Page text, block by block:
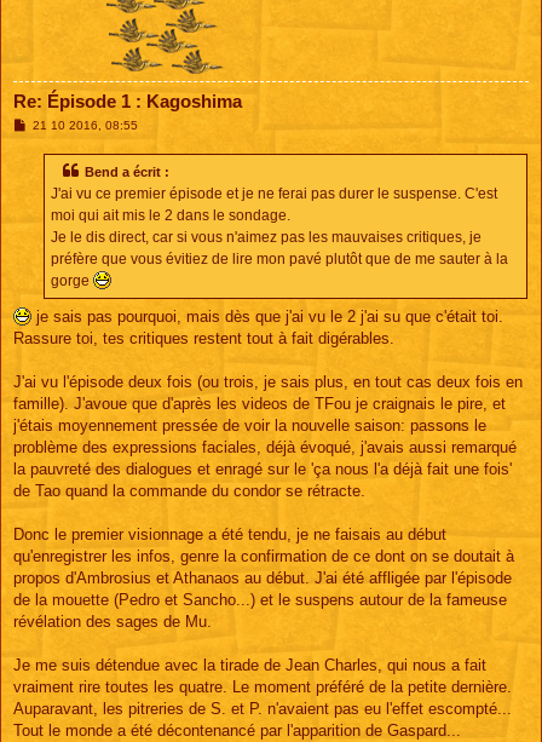
Re: Épisode 1 : Kagoshima
M21 10 2016, 08:55
Bend a écrit :
J'ai vu ce premier épisode et je ne ferai pas durer le suspense. C'est
moi qui ait mis le 2 dans le sondage.
Je le dis direct, car si vous n'aimez pas les mauvaises critiques, je
préfère que vous évitiez de lire mon pavé plutôt que de me sauter à la
gorge
je sais pas pourquoi, mais dès que j'ai vu le 2 j'ai su que c'était toi.
Rassure toi, tes critiques restent tout à fait digérables.
J'ai vu l'épisode deux fois (ou trois, je sais plus, en tout cas deux fois en
famille). J'avoue que d'après les videos de TFou je craignais le pire, et
j'étais moyennement pressée de voir la nouvelle saison: passons le
problème des expressions faciales, déjà évoqué, j'avais aussi remarqué
la pauvreté des dialogues et enragé sur le 'ça nous l'a déjà fait une fois'
de Tao quand la commande du condor se rétracte.
Donc le premier visionnage a été tendu, je ne faisais au début
qu'enregistrer les infos, genre la confirmation de ce dont on se doutait à
propos d'Ambrosius et Athanaos au début. J'ai été affligée par l'épisode
de la mouette (Pedro et Sancho...) et le suspens autour de la fameuse
révélation des sages de Mu.
Je me suis détendue avec la tirade de Jean Charles, qui nous a fait
vraiment rire toutes les quatre. Le moment préféré de la petite dernière.
Auparavant, les pitreries de S. et P. n'avaient pas eu l'effet escompté...
Tout le monde a été décontenancé par l'apparition de Gaspard...